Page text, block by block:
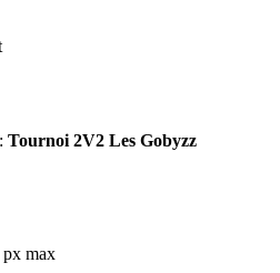
Tournoi 2V2 Les Gobyzz
max